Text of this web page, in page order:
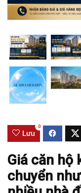
Lưu
0
Giá căn hộ
chuyển